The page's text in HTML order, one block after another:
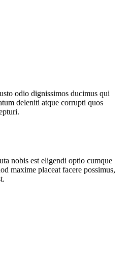
odio dignissimos ducimus qui
deleniti atque corrupti quos
nobis est eligendi optio cumque
maxime placeat facere possimus,